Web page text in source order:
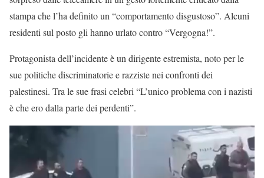
stampa che l’ha definito un “comportamento disgustoso”. Alcuni
residenti sul posto gli hanno urlato contro “Vergogna!”.
Protagonista dell’incidente è un dirigente estremista, noto per le
sue politiche discriminatorie e razziste nei confronti dei
palestinesi. Tra le sue frasi celebri “L’unico problema con i nazisti
è che ero dalla parte dei perdenti”.